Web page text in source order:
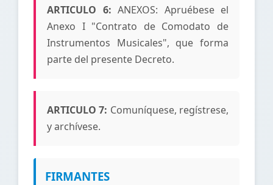
ARTICULO 6: ANEXOS: Apruébese el
Anexo I "Contrato de Comodato de
Instrumentos Musicales", que forma
parte del presente Decreto.
ARTICULO 7: Comuníquese, regístrese,
y archívese.
FIRMANTES